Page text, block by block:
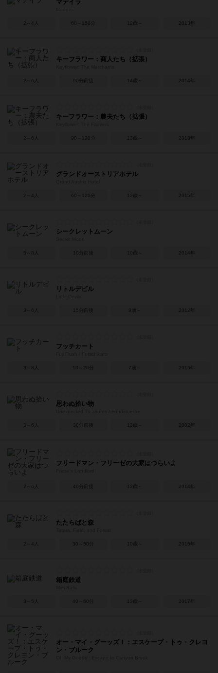
マデイラ
2～4人 60～150分 12歳～ 2013年
キーフラワー：商人たち（拡張）
2～6人 90分前後 14歳～ 2014年
キーフラワー：農夫たち（拡張）
2～6人 90～120分 13歳～ 2013年
グランドオーストリアホテル
2～4人 60～120分 12歳～ 2015年
シークレットムーン
5～8人 10分前後 10歳～ 2014年
リトルデビル
3～6人 15分前後 8歳～ 2012年
フッチカート
3～8人 10～20分 7歳～ 2016年
思わぬ拾い物
3～6人 30分前後 13歳～ 2002年
フリードマン・フリーゼの大家はつらいよ
2～6人 40分前後 12歳～ 2014年
たたらばと森
2～4人 30～50分 10歳～ 2016年
箱庭鉄道
3～5人 40～60分 13歳～ 2017年
オー・マイ・グーッズ！：エスケープ・トゥ・クレヨ
ン・ブルーク